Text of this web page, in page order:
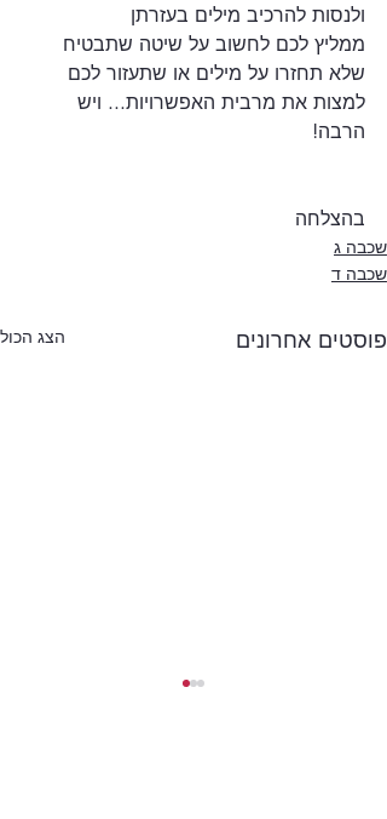
ולנסות להרכיב מילים בעזרתן
ממליץ לכם לחשוב על שיטה שתבטיח
שלא תחזרו על מילים או שתעזור לכם
למצות את מרבית האפשרויות... ויש
הרבה!
בהצלחה
שכבה ג
שכבה ד
פוסטים אחרונים הצג הכול